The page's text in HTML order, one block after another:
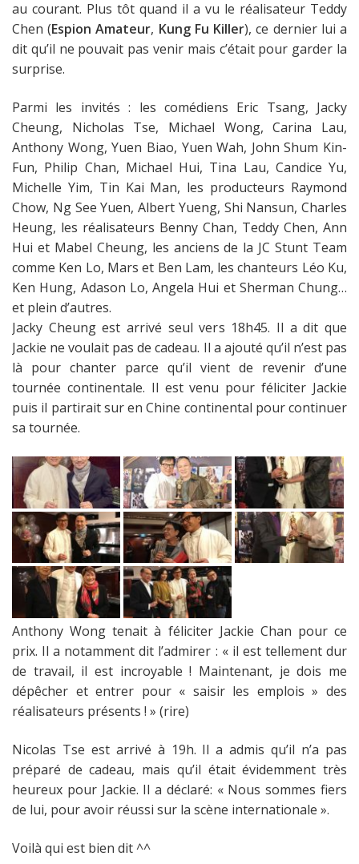
au courant. Plus tôt quand il a vu le réalisateur Teddy
Chen (Espion Amateur, Kung Fu Killer), ce dernier lui a
dit qu’il ne pouvait pas venir mais c’était pour garder la
surprise.
Parmi les invités : les comédiens Eric Tsang, Jacky
Cheung, Nicholas Tse, Michael Wong, Carina Lau,
Anthony Wong, Yuen Biao, Yuen Wah, John Shum Kin-
Fun, Philip Chan, Michael Hui, Tina Lau, Candice Yu,
Michelle Yim, Tin Kai Man, les producteurs Raymond
Chow, Ng See Yuen, Albert Yueng, Shi Nansun, Charles
Heung, les réalisateurs Benny Chan, Teddy Chen, Ann
Hui et Mabel Cheung, les anciens de la JC Stunt Team
comme Ken Lo, Mars et Ben Lam, les chanteurs Léo Ku,
Ken Hung, Adason Lo, Angela Hui et Sherman Chung…
et plein d’autres.
Jacky Cheung est arrivé seul vers 18h45. Il a dit que
Jackie ne voulait pas de cadeau. Il a ajouté qu’il n’est pas
là pour chanter parce qu’il vient de revenir d’une
tournée continentale. Il est venu pour féliciter Jackie
puis il partirait sur en Chine continental pour continuer
sa tournée.
Anthony Wong tenait à féliciter Jackie Chan pour ce
prix. Il a notamment dit l’admirer : « il est tellement dur
de travail, il est incroyable ! Maintenant, je dois me
dépêcher et entrer pour « saisir les emplois » des
réalisateurs présents ! » (rire)
Nicolas Tse est arrivé à 19h. Il a admis qu’il n’a pas
préparé de cadeau, mais qu’il était évidemment très
heureux pour Jackie. Il a déclaré: « Nous sommes fiers
de lui, pour avoir réussi sur la scène internationale ».
Voilà qui est bien dit ^^